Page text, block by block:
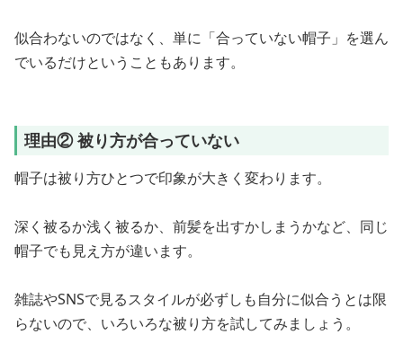
似合わないのではなく、単に「合っていない帽子」を選ん
でいるだけということもあります。
理由② 被り方が合っていない
帽子は被り方ひとつで印象が大きく変わります。
深く被るか浅く被るか、前髪を出すかしまうかなど、同じ
帽子でも見え方が違います。
雑誌やSNSで見るスタイルが必ずしも自分に似合うとは限
らないので、いろいろな被り方を試してみましょう。